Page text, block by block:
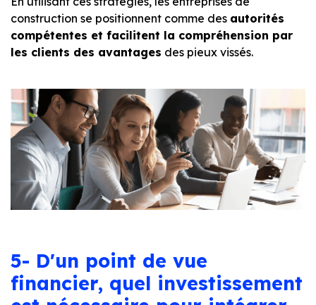
construction se positionnent comme des autorités
compétentes et facilitent la compréhension par
les clients des avantages des pieux vissés.
5- D'un point de vue
financier, quel investissement